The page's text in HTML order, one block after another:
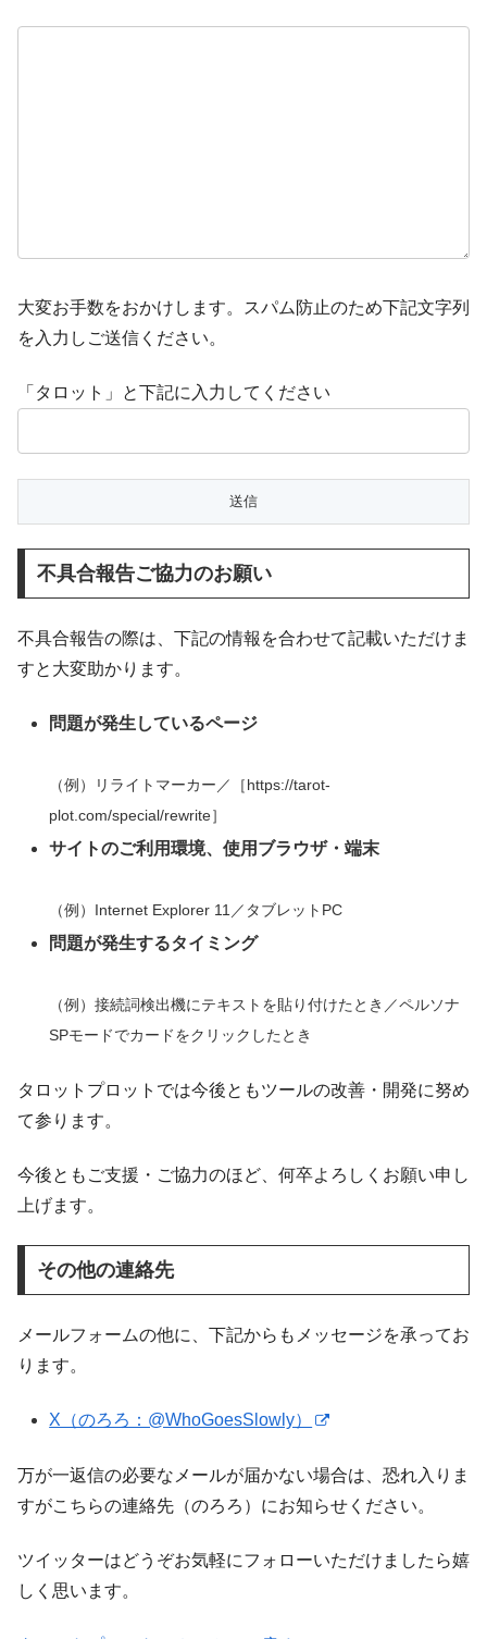
大変お手数をおかけします。スパム防止のため下記文字列
を入力しご送信ください。
「タロット」と下記に入力してください
不具合報告ご協力のお願い
不具合報告の際は、下記の情報を合わせて記載いただけま
すと大変助かります。
問題が発生しているページ
（例）リライトマーカー／［https://tarot-
plot.com/special/rewrite］
サイトのご利用環境、使用ブラウザ・端末
（例）Internet Explorer 11／タブレットPC
問題が発生するタイミング
（例）接続詞検出機にテキストを貼り付けたとき／ペルソナ
SPモードでカードをクリックしたとき
タロットプロットでは今後ともツールの改善・開発に努め
て参ります。
今後ともご支援・ご協力のほど、何卒よろしくお願い申し
上げます。
その他の連絡先
メールフォームの他に、下記からもメッセージを承ってお
ります。
X（のろろ：@WhoGoesSlowly）
万が一返信の必要なメールが届かない場合は、恐れ入りま
すがこちらの連絡先（のろろ）にお知らせください。
ツイッターはどうぞお気軽にフォローいただけましたら嬉
しく思います。